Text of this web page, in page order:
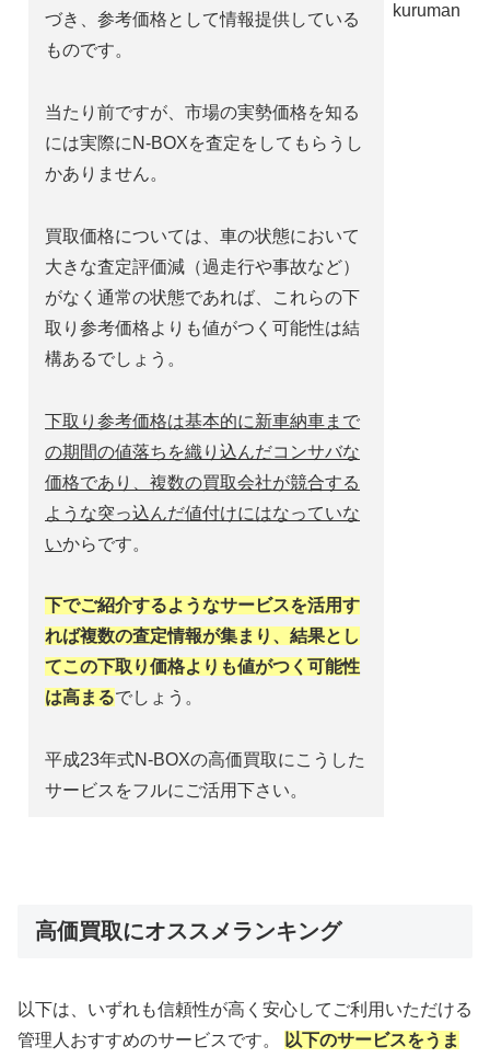
kuruman
づき、参考価格として情報提供している
ものです。
当たり前ですが、市場の実勢価格を知る
には実際にN-BOXを査定をしてもらうし
かありません。
買取価格については、車の状態において
大きな査定評価減（過走行や事故など）
がなく通常の状態であれば、これらの下
取り参考価格よりも値がつく可能性は結
構あるでしょう。
下取り参考価格は基本的に新車納車まで
の期間の値落ちを織り込んだコンサバな
価格であり、複数の買取会社が競合する
ような突っ込んだ値付けにはなっていな
いからです。
下でご紹介するようなサービスを活用す
れば複数の査定情報が集まり、結果とし
てこの下取り価格よりも値がつく可能性
は高まるでしょう。
平成23年式N-BOXの高価買取にこうした
サービスをフルにご活用下さい。
高価買取にオススメランキング
以下は、いずれも信頼性が高く安心してご利用いただける
管理人おすすめのサービスです。
以下のサービスをうま